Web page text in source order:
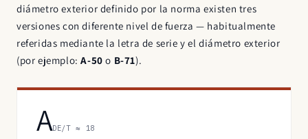
diámetro exterior definido por la norma existen tres
versiones con diferente nivel de fuerza — habitualmente
referidas mediante la letra de serie y el diámetro exterior
(por ejemplo:A-50 o B-71).
ADE/T ≈ 18